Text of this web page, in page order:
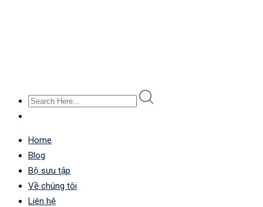
Home
Blog
Bộ sưu tập
Về chúng tôi
Liên hệ